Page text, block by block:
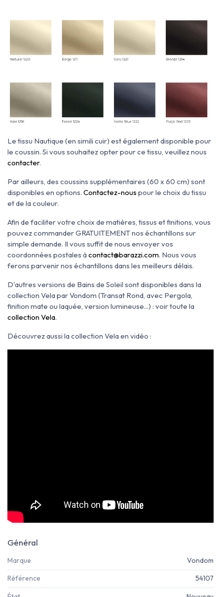
Le tissu Nautique (en simili cuir) est également disponible pour
le coussin. Si vous souhaitez opter pour ce tissu, veuillez nous
contacter.
Par ailleurs, des coussins supplémentaires (60 x 60 cm) sont
disponibles en options. Contactez-nous pour le choix du tissu
et de la couleur.
Afin de faciliter votre choix de matières, tissus et finitions, vous
pouvez commander GRATUITEMENT nos échantillons sur
simple demande. Il vous suffit de nous envoyer vos
coordonnées postales àcontact@barazzi.com. Nous vous
ferons parvenir nos échantillons dans les meilleurs délais.
D'autres versions de Bains de Soleil sont disponibles dans la
collection Vela par Vondom (Transat Rond, avec Pergola,
finition mate ou laquée, version lumineuse...) : voir toute la
collection Vela.
Découvrez aussi la collection Vela en vidéo :
Général
Marque Vondom
Référence 54107